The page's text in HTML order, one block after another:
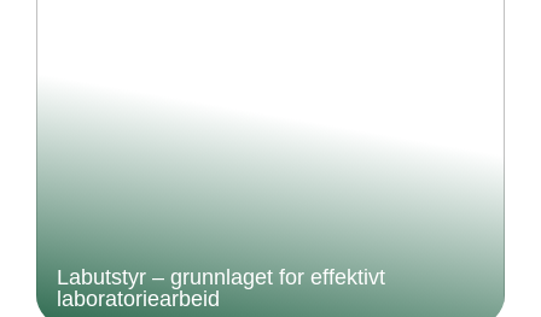
Labutstyr – grunnlaget for effektivt
laboratoriearbeid